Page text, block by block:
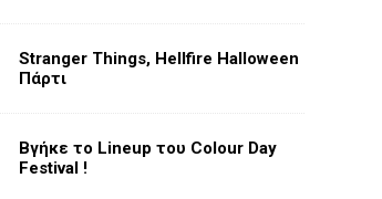
Stranger Things, Hellfire Halloween
Πάρτι
Βγήκε το Lineup του Colour Day
Festival !